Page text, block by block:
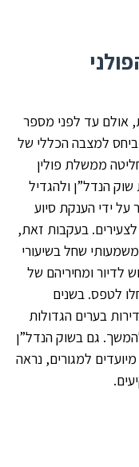
אולם עד לפני מספר
ביחס למצבה הכללי של
ממשלת פולין
הנדל”ן ולהגדיל
על ידי הענקת סיוע
בעקבות זאת,
שחל בשיעורי
לדיור ומחיריהם של
לטפס. בשנים
בערים הגדולות
גם בשוק הנדל”ן
למגורים, נראה